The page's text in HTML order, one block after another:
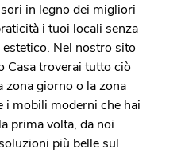
in legno dei migliori
i tuoi locali senza
Nel nostro sito
Casa troverai tutto ciò
zona giorno o la zona
i mobili moderni che hai
prima volta, da noi
più belle sul